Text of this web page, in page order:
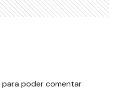
para poder comentar